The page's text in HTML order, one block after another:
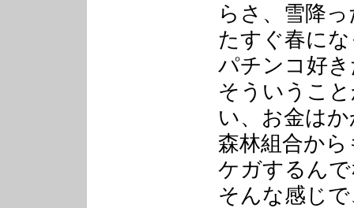
らさ、雪降
たすぐ春に
パチンコ好
そういうこ
い、お金は
森林組合か
ケガするん
そんな感じ